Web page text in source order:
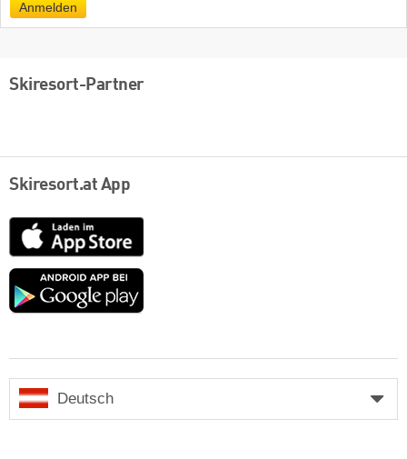
Anmelden
Skiresort-Partner
Skiresort.at App
App
Store
Google
Deutsch